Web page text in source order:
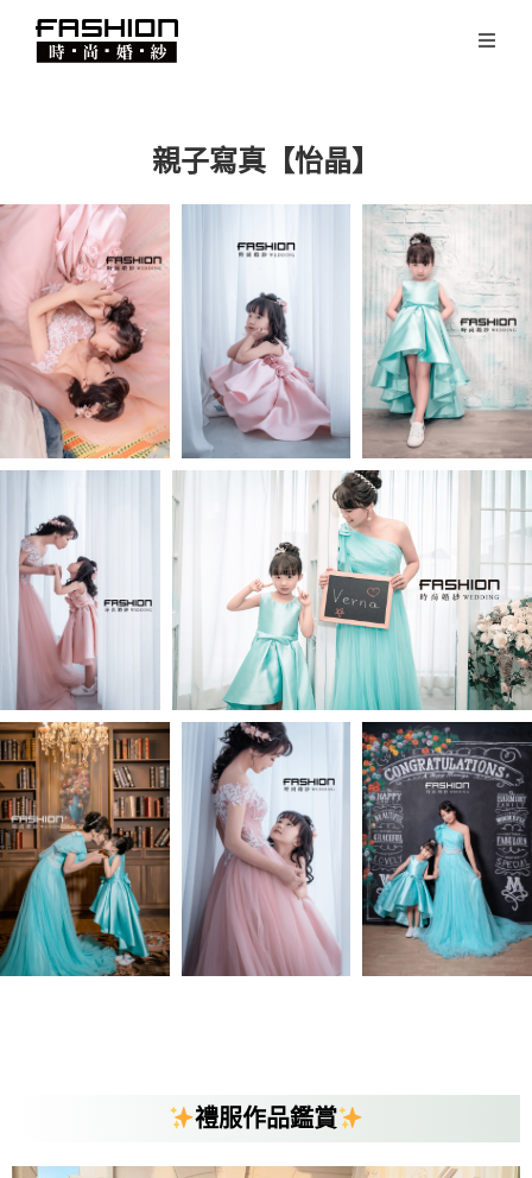
親子寫真【怡晶】
禮服作品鑑賞